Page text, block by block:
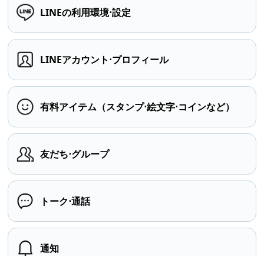
LINEの利用環境⋅設定
LINEアカウント⋅プロフィール
有料アイテム（スタンプ⋅絵文字⋅コインなど）
友だち⋅グループ
トーク⋅通話
通知